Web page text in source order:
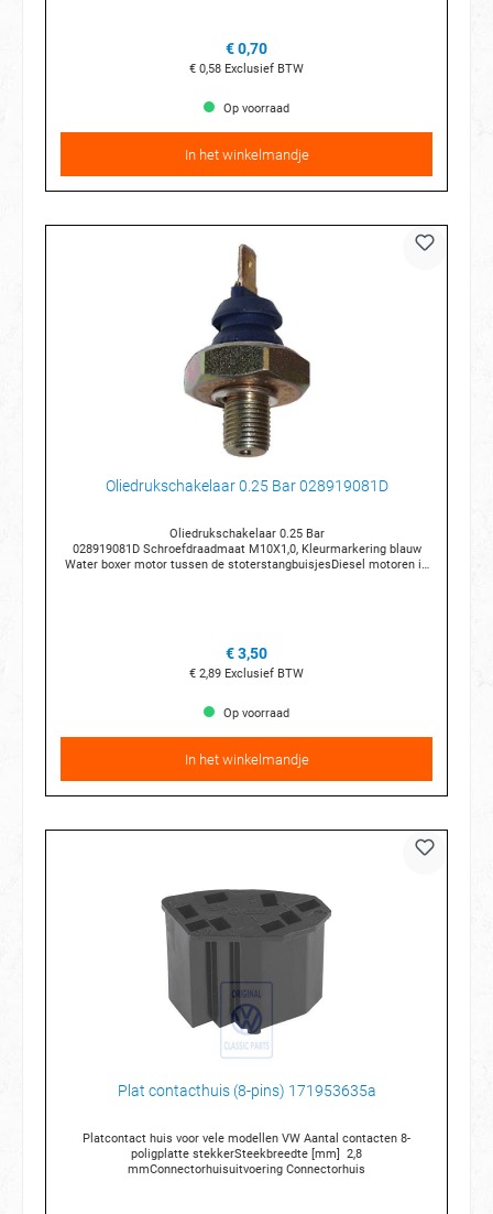
€ 0,70
€ 0,58 Exclusief BTW
Op voorraad
In het winkelmandje
Oliedrukschakelaar 0.25 Bar 028919081D
Oliedrukschakelaar 0.25 Bar
028919081D Schroefdraadmaat M10X1,0, Kleurmarkering blauw
Water boxer motor tussen de stoterstangbuisjesDiesel motoren in
€ 3,50
€ 2,89 Exclusief BTW
Op voorraad
In het winkelmandje
Plat contacthuis (8-pins) 171953635a
Platcontact huis voor vele modellen VW Aantal contacten 8-
poligplatte stekkerSteekbreedte [mm] 2,8
mmConnectorhuisuitvoering Connectorhuis